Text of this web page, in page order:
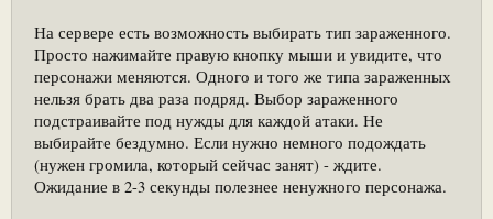
На сервере есть возможность выбирать тип зараженного.
Просто нажимайте правую кнопку мыши и увидите, что
персонажи меняются. Одного и того же типа зараженных
нельзя брать два раза подряд. Выбор зараженного
подстраивайте под нужды для каждой атаки. Не
выбирайте бездумно. Если нужно немного подождать
(нужен громила, который сейчас занят) - ждите.
Ожидание в 2-3 секунды полезнее ненужного персонажа.